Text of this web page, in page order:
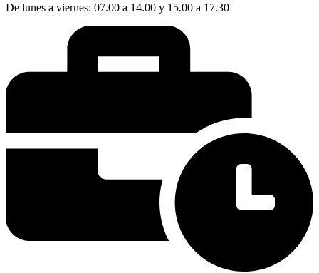
De lunes a viernes: 07.00 a 14.00 y 15.00 a 17.30